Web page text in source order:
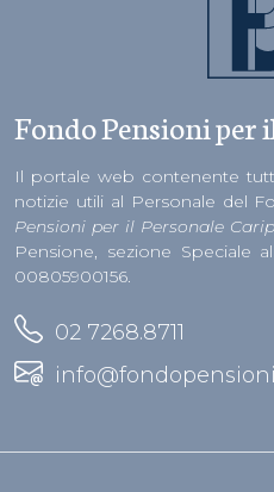
Fondo Pensioni per
Il portale web contenente
notizie utili al Personale del
Pensioni per il Personale
Pensione, sezione Speciale
00805900156.
02 7268.8711